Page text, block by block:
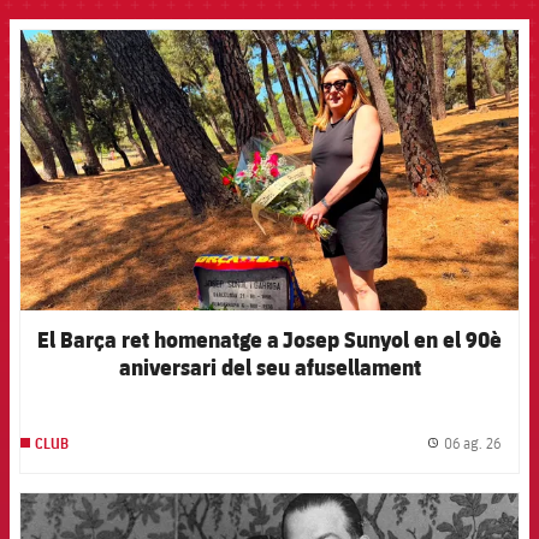
FCB Barcelona badge
El Barça ret homenatge a Josep Sunyol en el 90è
aniversari del seu afusellament
CLUB 06 ag. 26
FCB Barcelona badge